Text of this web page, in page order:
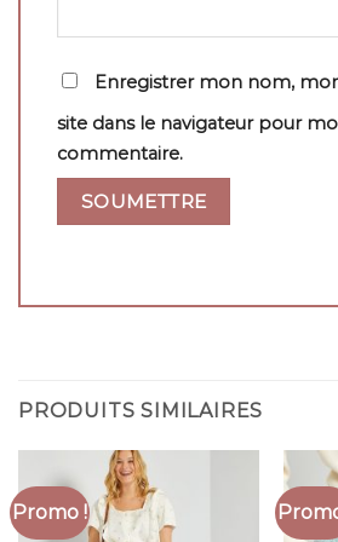
Enregistrer mon nom,
site dans le navigateur pour
commentaire.
PRODUITS SIMILAIRES
Promo !